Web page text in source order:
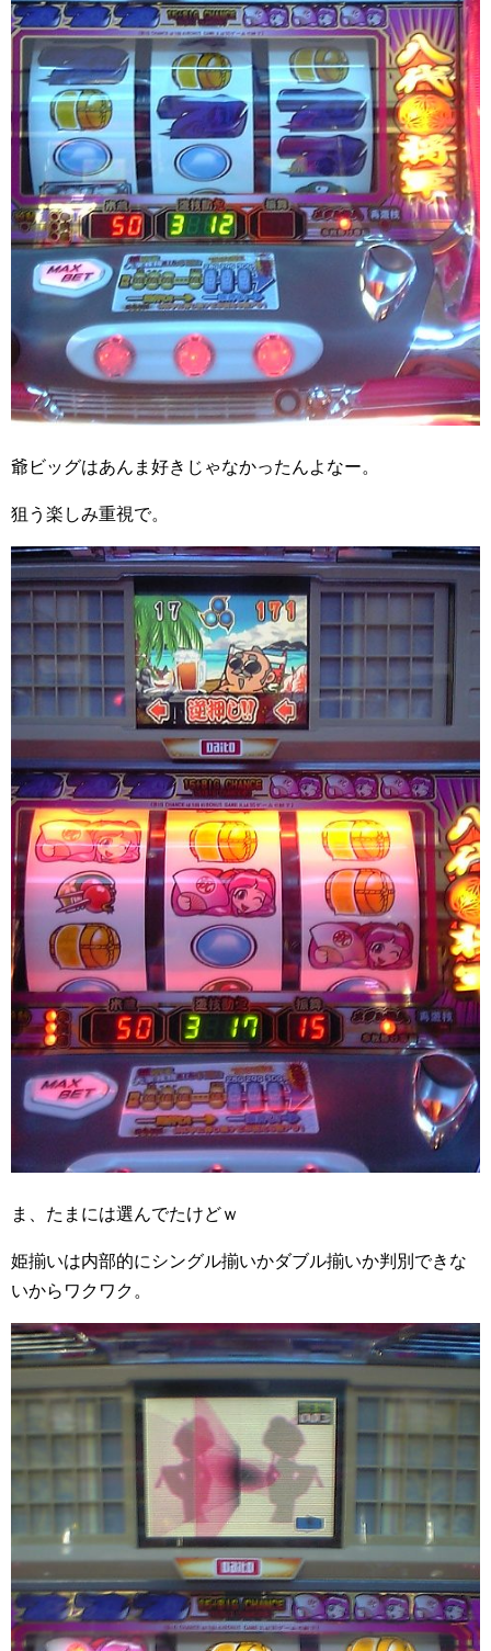
爺ビッグはあんま好きじゃなかったんよなー。
狙う楽しみ重視で。
ま、たまには選んでたけどｗ
姫揃いは内部的にシングル揃いかダブル揃いか判別できな
いからワクワク。